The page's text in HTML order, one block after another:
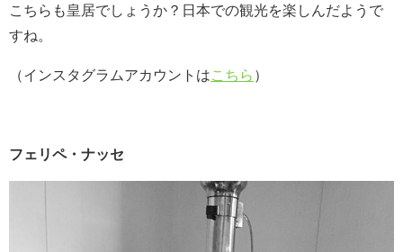
こちらも皇居でしょうか？日本での観光を楽しんだようで
すね。
（インスタグラムアカウントはこちら ）
フェリペ・ナッセ